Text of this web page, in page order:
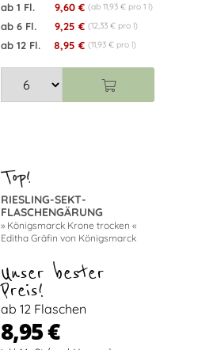
ab 1 Fl. 9,60 € (ab 11,93 € pro 1 l)
ab 6 Fl. 9,25 € (12,33 € pro l)
ab 12 Fl. 8,95 € (11,93 € pro l)
RIESLING-SEKT-
FLASCHENGÄRUNG
» Königsmarck Krone trocken «
Editha Gräfin von Königsmarck
Unser bester
Preis!
ab 12 Flaschen
8,95 €